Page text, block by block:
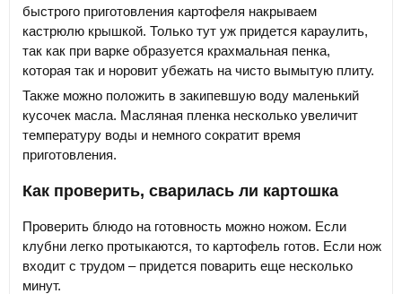
быстрого приготовления картофеля накрываем
кастрюлю крышкой. Только тут уж придется караулить,
так как при варке образуется крахмальная пенка,
которая так и норовит убежать на чисто вымытую плиту.
Также можно положить в закипевшую воду маленький
кусочек масла. Масляная пленка несколько увеличит
температуру воды и немного сократит время
приготовления.
Как проверить, сварилась ли картошка
Проверить блюдо на готовность можно ножом. Если
клубни легко протыкаются, то картофель готов. Если нож
входит с трудом – придется поварить еще несколько
минут.